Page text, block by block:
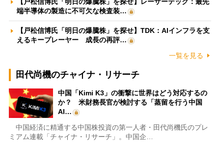
【戸松信博氏「明日の爆騰株」を探せ】レーザーテック：最先
端半導体の製造に不可欠な検査装…
【戸松信博氏「明日の爆騰株」を探せ】TDK：AIインフラを支
えるキープレーヤー 成長の再評…
一覧を見る
田代尚機のチャイナ・リサーチ
中国「Kimi K3」の衝撃に世界はどう対応するの
か？ 米財務長官が検討する「蒸留を行う中国
AI…
中国経済に精通する中国株投資の第一人者・田代尚機氏のプレ
ミアム連載「チャイナ・リサーチ」。中国企…